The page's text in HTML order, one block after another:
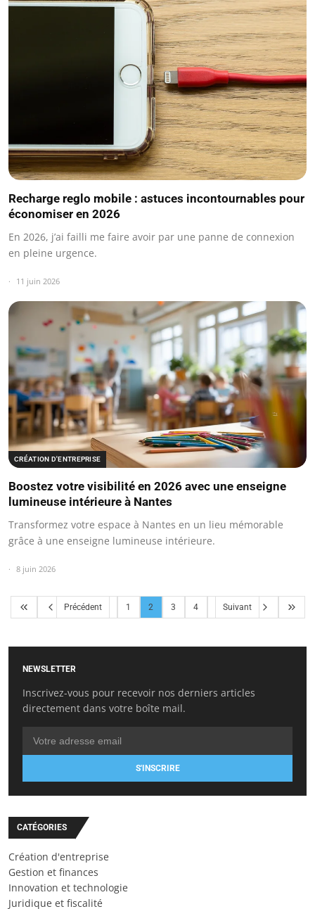
Recharge reglo mobile : astuces incontournables pour
économiser en 2026
En 2026, j’ai failli me faire avoir par une panne de connexion
en pleine urgence.
11 juin 2026
CRÉATION D'ENTREPRISE
Boostez votre visibilité en 2026 avec une enseigne
lumineuse intérieure à Nantes
Transformez votre espace à Nantes en un lieu mémorable
grâce à une enseigne lumineuse intérieure.
8 juin 2026
Précédent 1 2 3 4 Suivant
NEWSLETTER
Inscrivez-vous pour recevoir nos derniers articles
directement dans votre boîte mail.
S'INSCRIRE
CATÉGORIES
Création d'entreprise
Gestion et finances
Innovation et technologie
Juridique et fiscalité